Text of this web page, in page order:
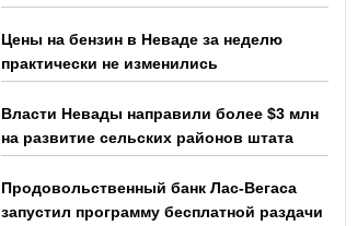
Цены на бензин в Неваде за неделю
практически не изменились
Власти Невады направили более $3 млн
на развитие сельских районов штата
Продовольственный банк Лас-Вегаса
запустил программу бесплатной раздачи